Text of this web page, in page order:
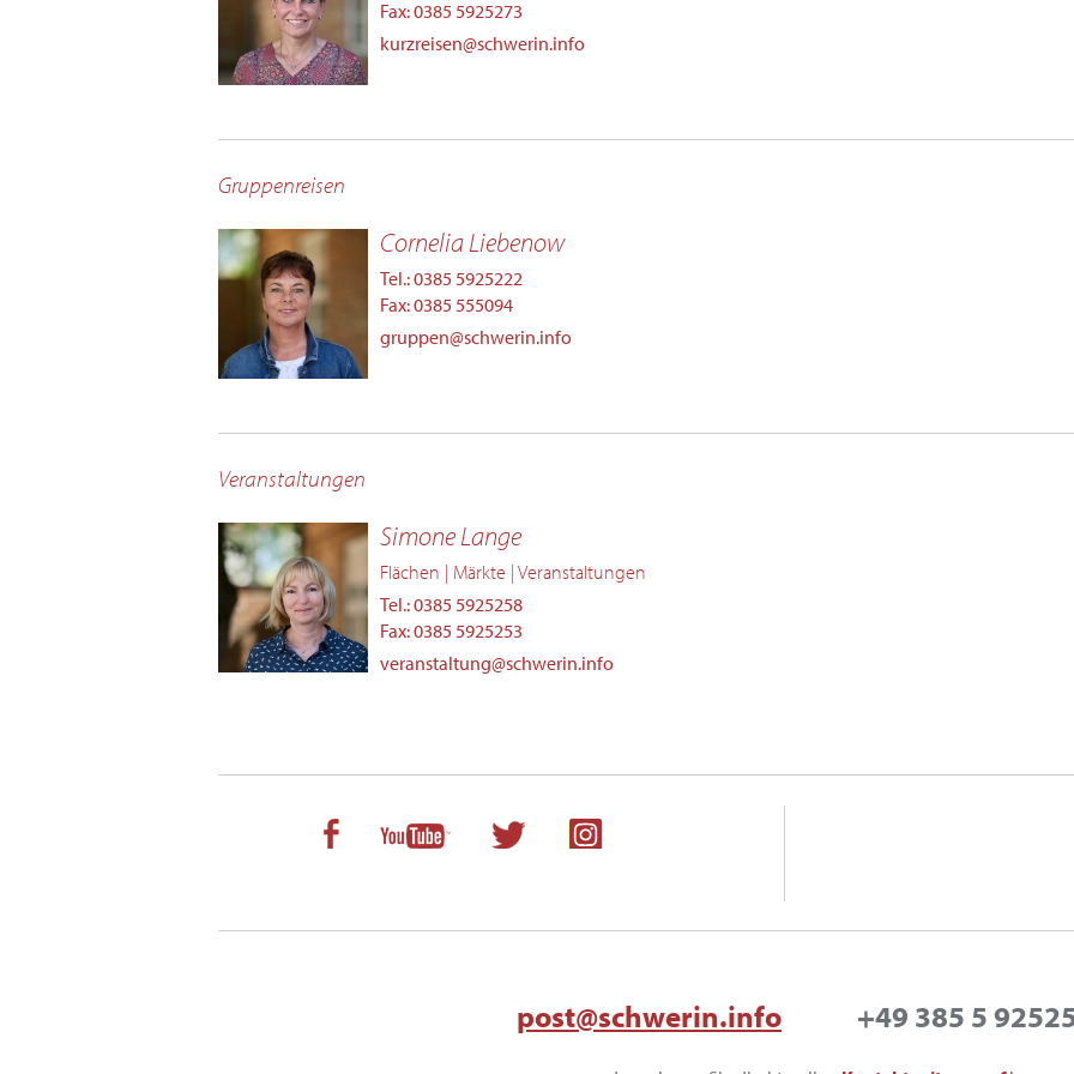
Fax: 0385 5925273
kurzreisen@schwerin.info
Gruppenreisen
Cornelia Liebenow
Tel.: 0385 5925222
Fax: 0385 555094
gruppen@schwerin.info
Veranstaltungen
Simone Lange
Flächen | Märkte | Veranstaltungen
Tel.: 0385 5925258
Fax: 0385 5925253
veranstaltung@schwerin.info
post@schwerin.info +49 385 5